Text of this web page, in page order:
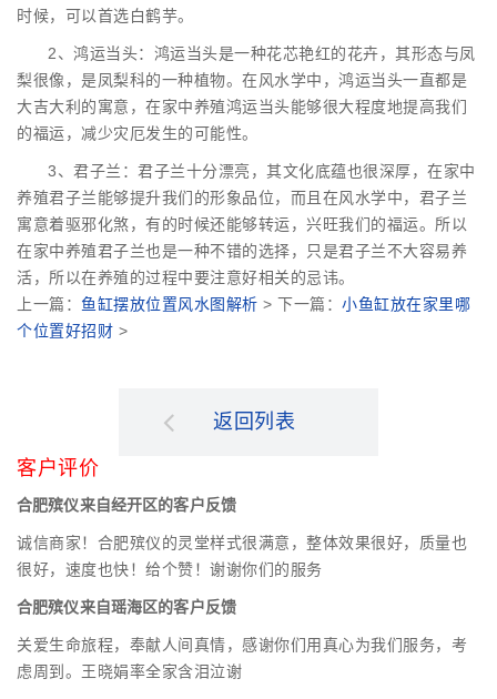
时候，可以首选白鹤芋。
2、鸿运当头：鸿运当头是一种花芯艳红的花卉，其形态与凤
梨很像，是凤梨科的一种植物。在风水学中，鸿运当头一直都是
大吉大利的寓意，在家中养殖鸿运当头能够很大程度地提高我们
的福运，减少灾厄发生的可能性。
3、君子兰：君子兰十分漂亮，其文化底蕴也很深厚，在家中
养殖君子兰能够提升我们的形象品位，而且在风水学中，君子兰
寓意着驱邪化煞，有的时候还能够转运，兴旺我们的福运。所以
在家中养殖君子兰也是一种不错的选择，只是君子兰不大容易养
活，所以在养殖的过程中要注意好相关的忌讳。
上一篇： 鱼缸摆放位置风水图解析 > 下一篇： 小鱼缸放在家里哪
个位置好招财 >
返回列表
客户评价
合肥殡仪来自经开区的客户反馈
诚信商家！合肥殡仪的灵堂样式很满意，整体效果很好，质量也
很好，速度也快！给个赞！谢谢你们的服务
合肥殡仪来自瑶海区的客户反馈
关爱生命旅程，奉献人间真情，感谢你们用真心为我们服务，考
虑周到。王晓娟率全家含泪泣谢